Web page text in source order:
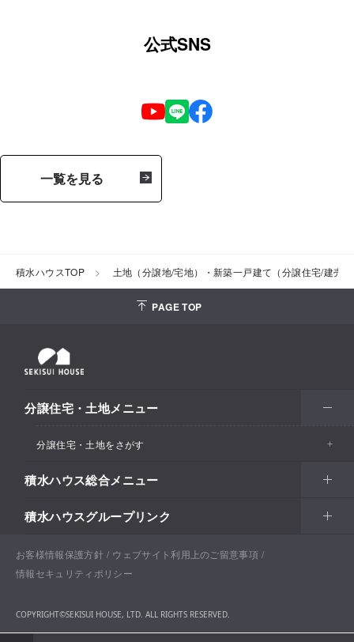
公式SNS
一覧を見る
積水ハウスTOP 土地（分譲地/宅地）・新築一戸建て（分譲住宅/建売
PAGE TOP
分譲住宅・土地メニュー
分譲住宅・土地をさがす
エリアからさがす
北海道・東北
北海道
岩手
関東甲信越
関西
市区町村からさがす
沿線・駅からさがす
地図からさがす​
積水ハウス総合メニュー
住まい
戸建住宅
分譲マンション（グランドメゾン）
土地活用
積水ハウスグループリンク
積水ハウスサポートプラス
積水ハウスリフォーム
お客様情報保護方針
ウェブサイト利用上のご留意事項
情報セキュリティポリシー
COPYRIGHT©SEKISUI HOUSE, LTD. ALL RIGHTS RESERVED.